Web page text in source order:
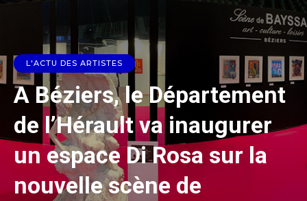
L'ACTU DES ARTISTES
A Béziers, le Département
de l’Hérault va inaugurer
un espace Di Rosa sur la
nouvelle scène de